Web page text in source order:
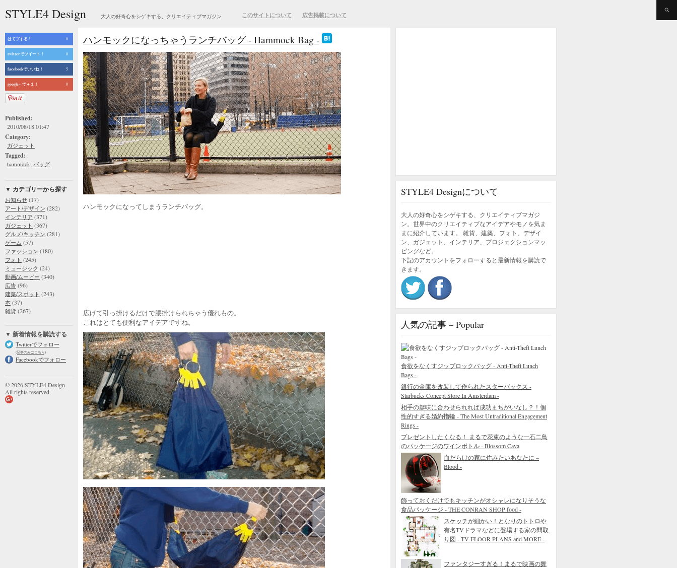
STYLE4 Design 大人の好奇心をシゲキする、クリエイティブマガジン このサイトについて 広告掲載について
はてブする！ 0
twitterでツイート！ 0
facebookでいいね！ 5
google+ で＋１！ 0
Published:
2010/08/18 01:47
Category:
ガジェット
Tagged:
hammock バッグ
▼ カテゴリーから探す
お知らせ (17)
アート/デザイン (282)
インテリア (371)
ガジェット (367)
グルメ/キッチン (281)
ゲーム (57)
ファッション (180)
フォト (245)
ミュージック (24)
動画/ムービー (340)
広告 (96)
建築/スポット (243)
本 (37)
雑貨 (267)
▼ 新着情報を購読する
Twitterでフォロー
(記事のみはこちら)
Facebookでフォロー
© 2026 STYLE4 Design
All rights reserved.
ハンモックになっちゃうランチバッグ - Hammock Bag -
ハンモックになってしまうランチバッグ。
広げて引っ掛けるだけで腰掛けられちゃう優れもの。
これはとても便利なアイデアですね。
STYLE4 Designについて
大人の好奇心をシゲキする、クリエイティブマガジ
ン。世界中のクリエイティブなアイデアやモノを気ま
まに紹介しています。 雑貨、建築、フォト、デザイ
ン、ガジェット、インテリア、プロジェクションマッ
ピングなど。
下記のアカウントをフォローすると最新情報を購読で
きます。
人気の記事 – Popular
食欲をなくすジップロックバッグ - Anti-Theft Lunch
Bags -
銀行の金庫を改装して作られたスターバックス -
Starbucks Concept Store In Amsterdam -
相手の趣味に合わせられれば成功まちがいなし？！個
性的すぎる婚約指輪 - The Most Untraditional Engagement
Rings -
プレゼントしたくなる！ まるで花束のような一石二鳥
のパッケージのワインボトル - Blossom Cava
血だらけの家に住みたいあなたに –
Blood -
飾っておくだけでもキッチンがオシャレになりそうな
食品パッケージ - THE CONRAN SHOP food -
スケッチが細かい！となりのトトロや
有名TVドラマなどに登場する家の間取
り図 - TV FLOOR PLANS and MORE -
ファンタジーすぎる！まるで映画の舞